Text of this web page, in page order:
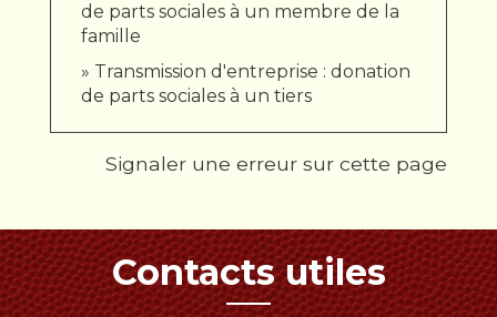
de parts sociales à un membre de la
famille
Transmission d'entreprise : donation
de parts sociales à un tiers
Signaler une erreur sur cette page
Contacts utiles